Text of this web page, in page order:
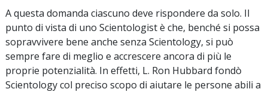
A questa domanda ciascuno deve rispondere da solo. Il
punto di vista di uno Scientologist è che, benché si possa
sopravvivere bene anche senza Scientology, si può
sempre fare di meglio e accrescere ancora di più le
proprie potenzialità. In effetti, L. Ron Hubbard fondò
Scientology col preciso scopo di aiutare le persone abili a